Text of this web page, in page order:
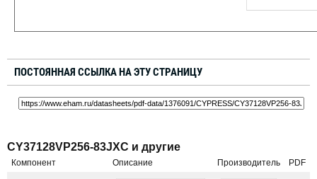
ПОСТОЯННАЯ ССЫЛКА НА ЭТУ СТРАНИЦУ
CY37128VP256-83JXC и другие
Компонент Описание Производитель PDF